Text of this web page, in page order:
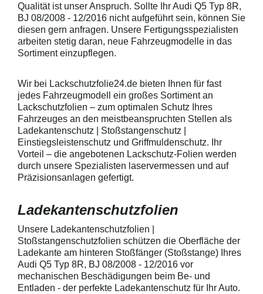
beigelegter Anleitung) benetzen,
diese danach auflegen und mittig
anstreichen - anschließend die
Lackschutzfolie mittels Fön
erwärmen und von der Mitte
heraus in alle Richtungen
kontaktieren Sie uns bitte
telefonisch. Lieferumfang
transparente Lackschutzfolie 5
Stück Lackschutzpads für 5
Griffmulden / Griffschalen
Merkmale Spezielle Vinylfolie mit
bestmöglichem Schutz gegen
Kratzer und Abrieb Bestens
geeignet zum Schutz von
Fahrzeugkarosserien gegen
mechanische Einwirkung am
Fahrzeugkarosserien und
mechanische Einwirkung
entwickeltStärke der Folie beträgt
150 µmSchützt den wertvollen
Lack in der GriffmuldenKeine
unschönen Kratzer durch
Fingenägel oder Ringe in den
GriffmuldenSpezielle Vinylfolie mit
bestmöglichem Schutz gegen
Schutzpads
sollten die
Griffmulden
Aussenrändern
Folie mit
beigelegter
diese danach
anstreichen -
Lackschutzfolie
heraus in alle
ausstreichen.
kontaktieren
telefonisch.
geeignet zum
mechanische
zum Schutz von
Qualität ist unser Anspruch. Sollte Ihr Audi Q5 Typ 8R,
BJ 08/2008 - 12/2016 nicht aufgeführt sein, können Sie
diesen gern anfragen. Unsere Fertigungsspezialisten
arbeiten stetig daran, neue Fahrzeugmodelle in das
Sortiment einzupflegen.
Wir bei Lackschutzfolie24.de bieten Ihnen für fast
jedes Fahrzeugmodell ein großes Sortiment an
Lackschutzfolien – zum optimalen Schutz Ihres
Fahrzeuges an den meistbeanspruchten Stellen als
Ladekantenschutz | Stoßstangenschutz |
Einstiegsleistenschutz und Griffmuldenschutz. Ihr
Vorteil – die angebotenen Lackschutz-Folien werden
durch unsere Spezialisten laservermessen und auf
Präzisionsanlagen gefertigt.
Ladekantenschutzfolien
Unsere Ladekantenschutzfolien |
Stoßstangenschutzfolien schützen die Oberfläche der
Ladekante am hinteren Stoßfänger (Stoßstange) Ihres
Audi Q5 Typ 8R, BJ 08/2008 - 12/2016 vor
mechanischen Beschädigungen beim Be- und
Entladen - der perfekte Ladekantenschutz für Ihr Auto.